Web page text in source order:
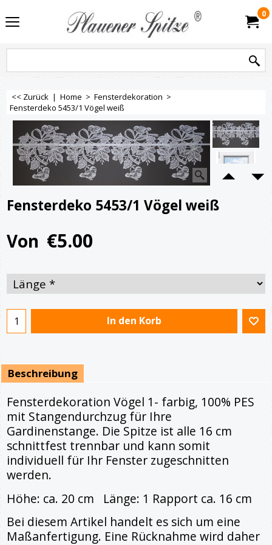
0
<< Zurück | Home > Fensterdekoration >
Fensterdeko 5453/1 Vögel weiß
Fensterdeko 5453/1 Vögel weiß
Von €5.00
In den Korb
Beschreibung
Fensterdekoration Vögel 1- farbig, 100% PES
mit Stangendurchzug für Ihre
Gardinenstange. Die Spitze ist alle 16 cm
schnittfest trennbar und kann somit
individuell für Ihr Fenster zugeschnitten
werden.
Höhe: ca. 20 cm Länge: 1 Rapport ca. 16 cm
Bei diesem Artikel handelt es sich um eine
Maßanfertigung. Eine Rücknahme wird daher